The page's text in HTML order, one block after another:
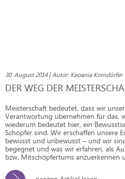
30. August 2014 | Autor: Keoania Korndörfer
DER WEG DER
Meisterschaft bedeutet, dass wir
Verantwortung übernehmen für das,
wiederum bedeutet hier, ein
Schöpfer sind. Wir erschaffen unsere
bewusst und unbewusst – und wir
begegnet und was wir erfahren, als
bzw. Mitschöpfertums anzuerkennen